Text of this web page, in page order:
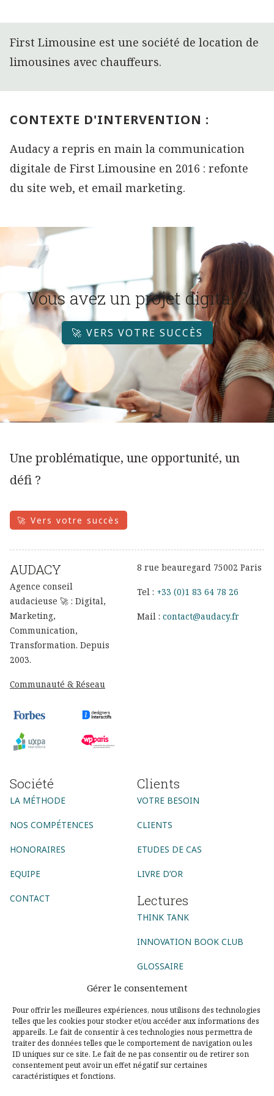
Gérer le consentement
Pour offrir les meilleures expériences, nous utilisons des technologies
telles que les cookies pour stocker et/ou accéder aux informations des
appareils. Le fait de consentir à ces technologies nous permettra de
traiter des données telles que le comportement de navigation ou les
ID uniques sur ce site. Le fait de ne pas consentir ou de retirer son
consentement peut avoir un effet négatif sur certaines
caractéristiques et fonctions.
First Limousine est une société de location de
limousines avec chauffeurs.
CONTEXTE D'INTERVENTION :
Audacy a repris en main la communication
digitale de First Limousine en 2016 : refonte
du site web, et email marketing.
Vous avez un projet digital ?
🚀 VERS VOTRE SUCCÈS
Une problématique, une opportunité, un
défi ?
🚀 Vers votre succès
AUDACY
Agence conseil
audacieuse 🚀 : Digital,
Marketing,
Communication,
Transformation. Depuis
2003.
Communauté & Réseau
8 rue beauregard 75002 Paris
Tel : +33 (0)1 83 64 78 26
Mail : contact@audacy.fr
Société
LA MÉTHODE
NOS COMPÉTENCES
HONORAIRES
EQUIPE
CONTACT
Clients
VOTRE BESOIN
CLIENTS
ETUDES DE CAS
LIVRE D’OR
Lectures
THINK TANK
INNOVATION BOOK CLUB
GLOSSAIRE
AGENCE CONSEIL
AGENCE DIGITALE
AGENCE COMMUNICATION DIGITALE
AGENCE MARKETING DIGITAL